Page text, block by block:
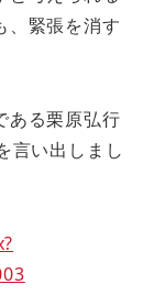
、緊張を消す
ある栗原弘行
言い出しまし